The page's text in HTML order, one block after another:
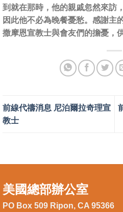
到就在那時，他的親戚忽然來訪
因此他不必為晚餐憂愁。感謝主
撒摩恩宣教士與會友們的擔憂，
前線代禱消息 尼泊爾拉奇理宣
教士
美國總部辦公室
PO Box 509 Ripon, CA 95366